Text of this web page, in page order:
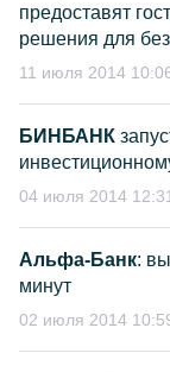
предоставят
решения для
11 июля 2014
БИНБАНК
04 июля 2014 12:31
Альфа-Банк:
минут
02 июля 2014